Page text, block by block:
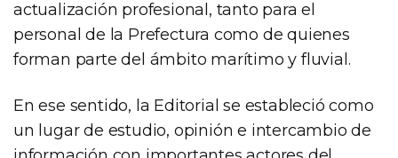
actualización profesional, tanto para el
personal de la Prefectura como de quienes
forman parte del ámbito marítimo y fluvial.
En ese sentido, la Editorial se estableció como
un lugar de estudio, opinión e intercambio de